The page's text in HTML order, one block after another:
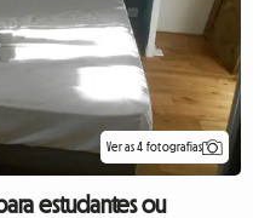
Ver as 4 fotografias
estudantes ou